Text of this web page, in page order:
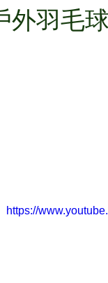
外羽毛
https://